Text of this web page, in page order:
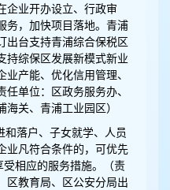
企业开办设立、行政审
务，加快项目落地。青浦
出台支持青浦综合保税区
持综保区发展新模式新业
产能、优化信用管理、
单位：区政务服务办、
关、青浦工业园区）
落户、子女就学、人员
业凡符合条件的，可优先
受相应的服务措施。（责
区教育局、区公安分局出